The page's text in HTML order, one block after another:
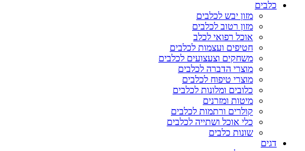
כלבים
מזון יבש לכלבים
מזון רטוב לכלבים
אוכל רפואי לכלב
חטיפים ועצמות לכלבים
משחקים וצעצועים לכלבים
מוצרי הדברה לכלבים
מוצרי טיפוח לכלבים
כלובים ומלונות לכלבים
מיטות ומזרנים
קולרים ורתמות לכלבים
כלי אוכל ושתייה לכלבים
שונות כלבים
דגים